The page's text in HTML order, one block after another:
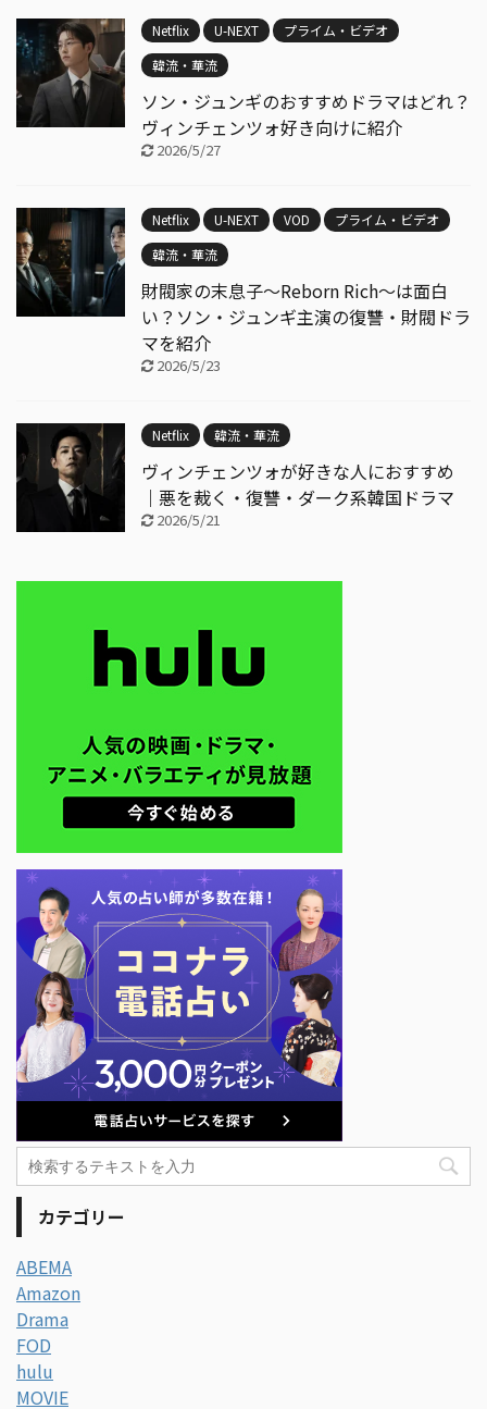
Netflix U-NEXT
プライム・ビデオ
韓流・華流
ソン・ジュンギのおすすめドラマはどれ？
ヴィンチェンツォ好き向けに紹介
2026/5/27
Netflix U-NEXT VOD
プライム・ビデオ
韓流・華流
財閥家の末息子〜Reborn Rich〜は面白
い？ソン・ジュンギ主演の復讐・財閥ドラ
マを紹介
2026/5/23
Netflix 韓流・華流
ヴィンチェンツォが好きな人におすすめ
｜悪を裁く・復讐・ダーク系韓国ドラマ
2026/5/21
カテゴリー
ABEMA
Amazon
Drama
FOD
hulu
MOVIE